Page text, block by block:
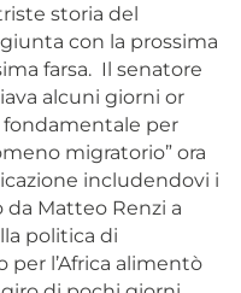
storia del
con la prossima
farsa. Il senatore
alcuni giorni or
per
migratorio” ora
includendovi i
da Matteo Renzi a
politica di
per l’Africa alimentò